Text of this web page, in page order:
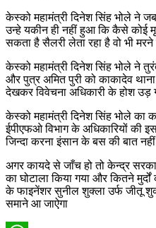
केस्को महामंत्री दिनेश सिंह भोले ने
उन्हे यकीन ही नहीं हुआ कि कैसे
सकता है सैलरी लेता रहा है वो भी
केस्को महामंत्री दिनेश सिंह भोले ने
और पुत्र अमित पुरी को काकादेव
देखकर विवेचना अधिकारी के होश उड़
केस्को महामंत्री दिनेश सिंह भोले का
ईपीएफओ विभाग के अधिकारियों की
जिन्दा करना इंसान के बस की बात
अगर कायदे से जाँच हो तो केन्द्र
का घोटाला किया गया और कितने
के फाइनेंशर सुनील शुक्ला उर्फ जीतू
समाने आ जाऐगा